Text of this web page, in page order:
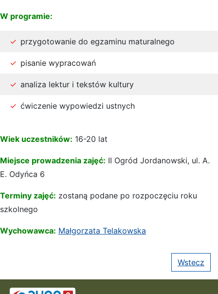
W programie:
przygotowanie do egzaminu maturalnego
pisanie wypracowań
analiza lektur i tekstów kultury
ćwiczenie wypowiedzi ustnych
Wiek uczestników: 16-20 lat
Miejsce prowadzenia zajęć: II Ogród Jordanowski, ul. A.
E. Odyńca 6
Terminy zajęć: zostaną podane po rozpoczęciu roku
szkolnego
Wychowawca: Małgorzata Telakowska
Wstecz